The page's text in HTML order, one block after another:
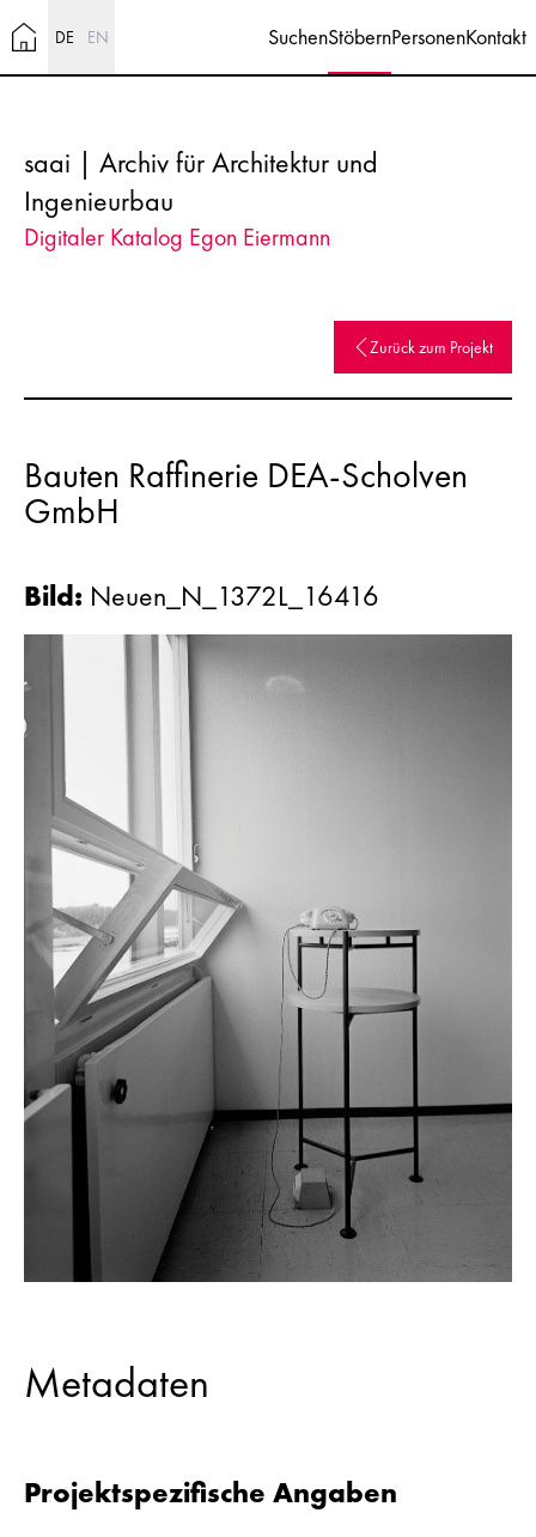
DE EN SuchenStöbernPersonenKontakt
saai | Archiv für Architektur und
Ingenieurbau
Digitaler Katalog Egon Eiermann
Zurück zum Projekt
Bauten Raffinerie DEA-Scholven
GmbH
Bild: Neuen_N_1372L_16416
Metadaten
Projektspezifische Angaben